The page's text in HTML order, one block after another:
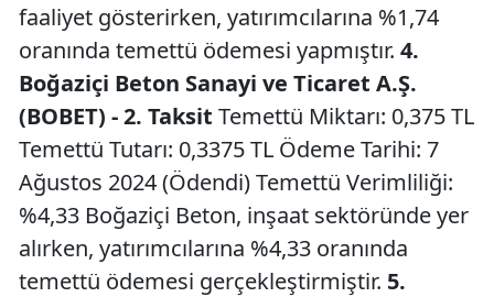
faaliyet gösterirken, yatırımcılarına %1,74
oranında temettü ödemesi yapmıştır. 4.
Boğaziçi Beton Sanayi ve Ticaret A.Ş.
(BOBET) - 2. Taksit Temettü Miktarı: 0,375 TL
Temettü Tutarı: 0,3375 TL Ödeme Tarihi: 7
Ağustos 2024 (Ödendi) Temettü Verimliliği:
%4,33 Boğaziçi Beton, inşaat sektöründe yer
alırken, yatırımcılarına %4,33 oranında
temettü ödemesi gerçekleştirmiştir. 5.